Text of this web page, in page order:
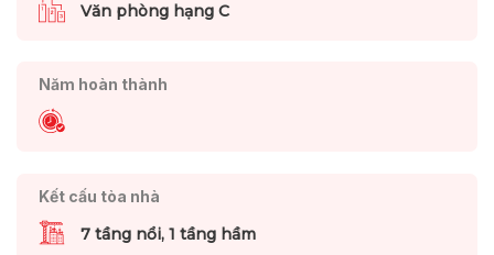
Văn phòng hạng C
Năm hoàn thành
Kết cấu tòa nhà
7 tầng nổi, 1 tầng hầm